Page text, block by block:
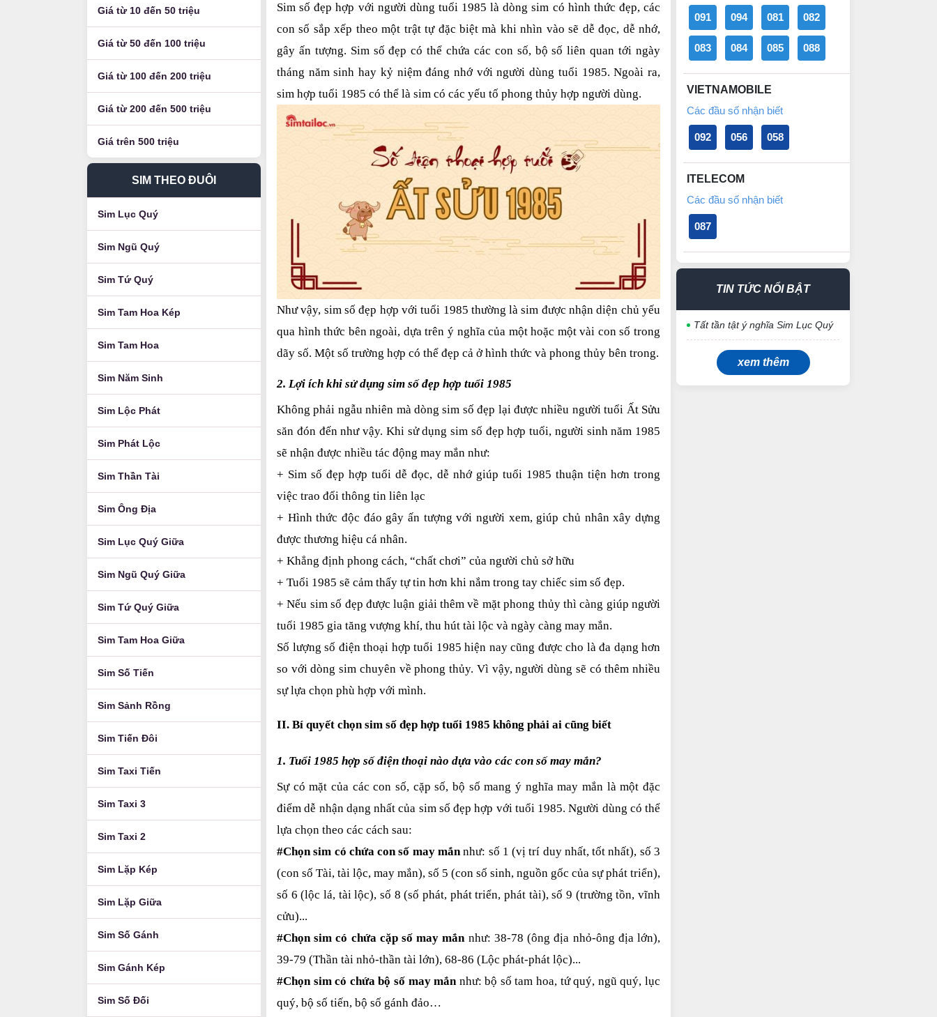
Giá từ 10 đến 50 triệu
Giá từ 50 đến 100 triệu
Giá từ 100 đến 200 triệu
Giá từ 200 đến 500 triệu
Giá trên 500 triệu
SIM THEO ĐUÔI
Sim Lục Quý
Sim Ngũ Quý
Sim Tứ Quý
Sim Tam Hoa Kép
Sim Tam Hoa
Sim Năm Sinh
Sim Lộc Phát
Sim Phát Lộc
Sim Thần Tài
Sim Ông Địa
Sim Lục Quý Giữa
Sim Ngũ Quý Giữa
Sim Tứ Quý Giữa
Sim Tam Hoa Giữa
Sim Số Tiến
Sim Sảnh Rồng
Sim Tiến Đôi
Sim Taxi Tiến
Sim Taxi 3
Sim Taxi 2
Sim Lặp Kép
Sim Lặp Giữa
Sim Số Gánh
Sim Gánh Kép
Sim Số Đối
Sim số đẹp hợp với người dùng tuổi 1985 là dòng sim có hình thức đẹp, các
con số sắp xếp theo một trật tự đặc biệt mà khi nhìn vào sẽ dễ đọc, dễ nhớ,
gây ấn tượng. Sim số đẹp có thể chứa các con số, bộ số liên quan tới ngày
tháng năm sinh hay kỷ niệm đáng nhớ với người dùng tuổi 1985. Ngoài ra,
sim hợp tuổi 1985 có thể là sim có các yếu tố phong thủy hợp người dùng.
Như vậy, sim số đẹp hợp với tuổi 1985 thường là sim được nhận diện chủ yếu
qua hình thức bên ngoài, dựa trên ý nghĩa của một hoặc một vài con số trong
dãy số. Một số trường hợp có thể đẹp cả ở hình thức và phong thủy bên trong.
2. Lợi ích khi sử dụng sim số đẹp hợp tuổi 1985
Không phải ngẫu nhiên mà dòng sim số đẹp lại được nhiều người tuổi Ất Sửu
săn đón đến như vậy. Khi sử dụng sim số đẹp hợp tuổi, người sinh năm 1985
sẽ nhận được nhiều tác động may mắn như:
+ Sim số đẹp hợp tuổi dễ đọc, dễ nhớ giúp tuổi 1985 thuận tiện hơn trong
việc trao đổi thông tin liên lạc
+ Hình thức độc đáo gây ấn tượng với người xem, giúp chủ nhân xây dựng
được thương hiệu cá nhân.
+ Khẳng định phong cách, “chất chơi” của người chủ sở hữu
+ Tuổi 1985 sẽ cảm thấy tự tin hơn khi nắm trong tay chiếc sim số đẹp.
+ Nếu sim số đẹp được luận giải thêm về mặt phong thủy thì càng giúp người
tuổi 1985 gia tăng vượng khí, thu hút tài lộc và ngày càng may mắn.
Số lượng số điện thoại hợp tuổi 1985 hiện nay cũng được cho là đa dạng hơn
so với dòng sim chuyên về phong thủy. Vì vậy, người dùng sẽ có thêm nhiều
sự lựa chọn phù hợp với mình.
II. Bí quyết chọn sim số đẹp hợp tuổi 1985 không phải ai cũng biết
1. Tuổi 1985 hợp số điện thoại nào dựa vào các con số may mắn?
Sự có mặt của các con số, cặp số, bộ số mang ý nghĩa may mắn là một đặc
điểm dễ nhận dạng nhất của sim số đẹp hợp với tuổi 1985. Người dùng có thể
lựa chọn theo các cách sau:
#Chọn sim có chứa con số may mắn như: số 1 (vị trí duy nhất, tốt nhất), số 3
(con số Tài, tài lộc, may mắn), số 5 (con số sinh, nguồn gốc của sự phát triển),
số 6 (lộc lá, tài lộc), số 8 (số phát, phát triển, phát tài), số 9 (trường tồn, vĩnh
cửu)...
#Chọn sim có chứa cặp số may mắn như: 38-78 (ông địa nhỏ-ông địa lớn),
39-79 (Thần tài nhỏ-thần tài lớn), 68-86 (Lộc phát-phát lộc)...
#Chọn sim có chứa bộ số may mắn như: bộ số tam hoa, tứ quý, ngũ quý, lục
quý, bộ số tiến, bộ số gánh đảo…
091 094 081 082
083 084 085 088
VIETNAMOBILE
Các đầu số nhận biết
092 056 058
ITELECOM
Các đầu số nhận biết
087
TIN TỨC NỔI BẬT
Tất tần tật ý nghĩa Sim Lục Quý
xem thêm